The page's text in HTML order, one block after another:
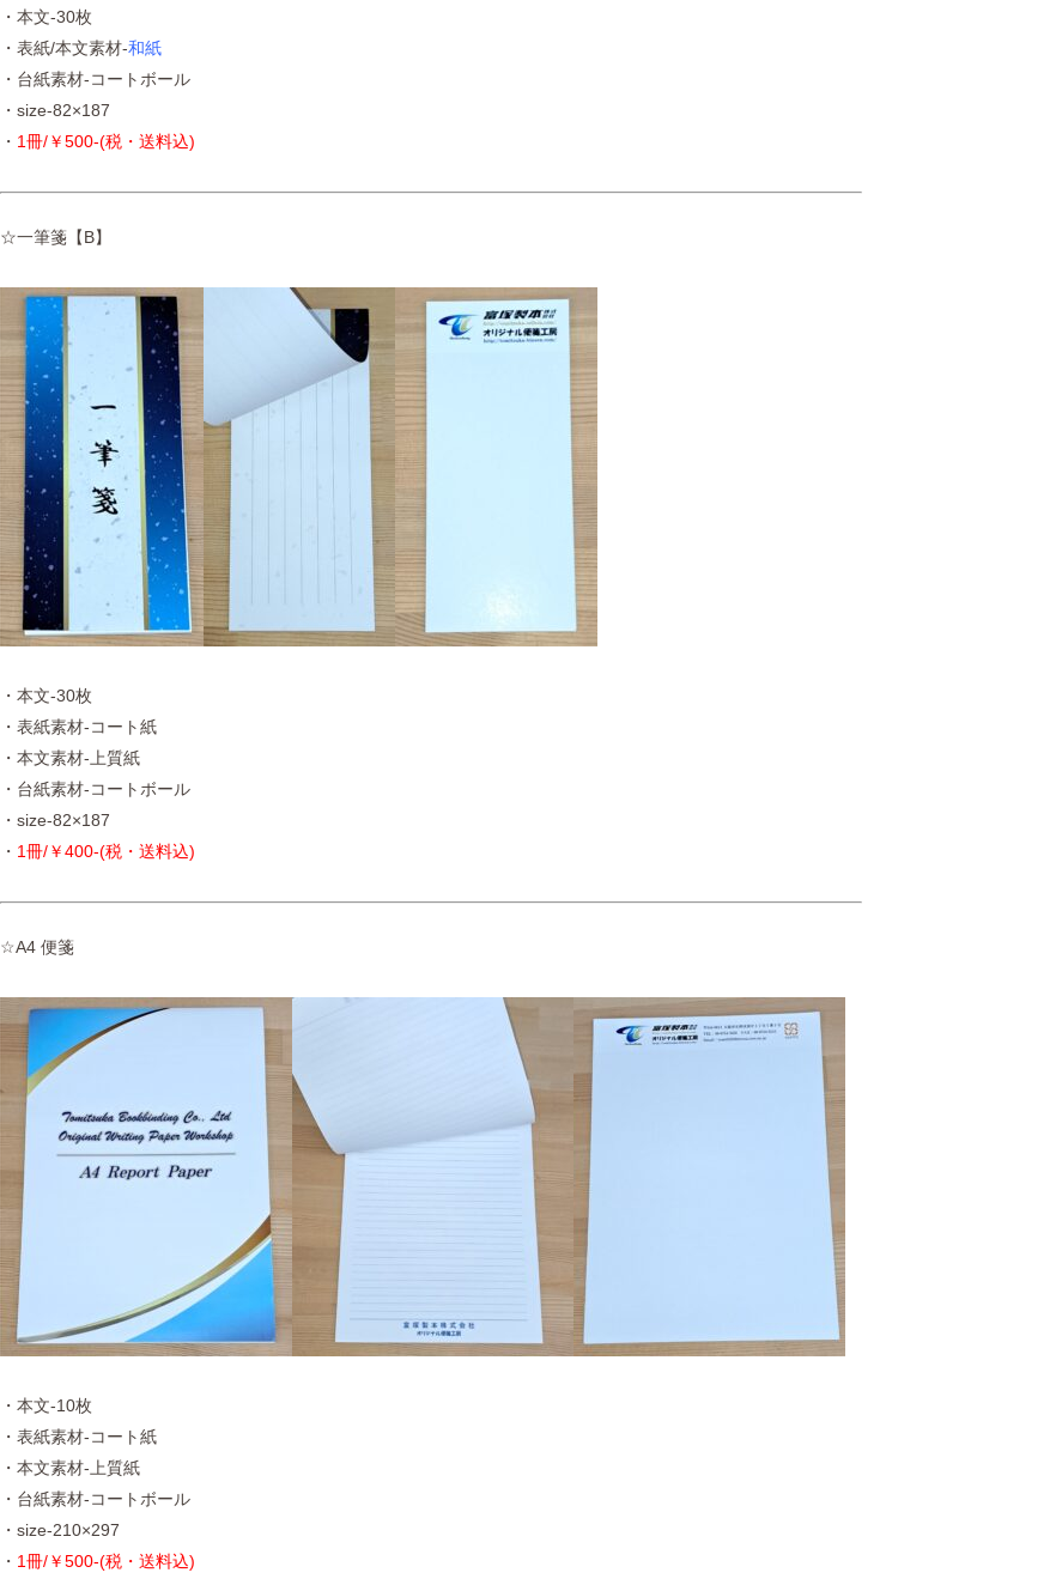
・本文-30枚
・表紙/本文素材-和紙
・台紙素材-コートボール
・size-82×187
・ 1冊/￥500-(税・送料込)
☆一筆箋【B】
・本文-30枚
・表紙素材-コート紙
・本文素材-上質紙
・台紙素材-コートボール
・size-82×187
・ 1冊/￥400-(税・送料込)
☆A4 便箋
・本文-10枚
・表紙素材-コート紙
・本文素材-上質紙
・台紙素材-コートボール
・size-210×297
・ 1冊/￥500-(税・送料込)